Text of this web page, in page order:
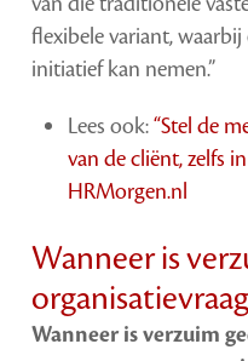
flexibele variant,
initiatief kan nemen.”
Lees ook:“Stel de
van de cliënt, zelfs
HRMorgen.nl
Wanneer is
Wanneer is verzuim